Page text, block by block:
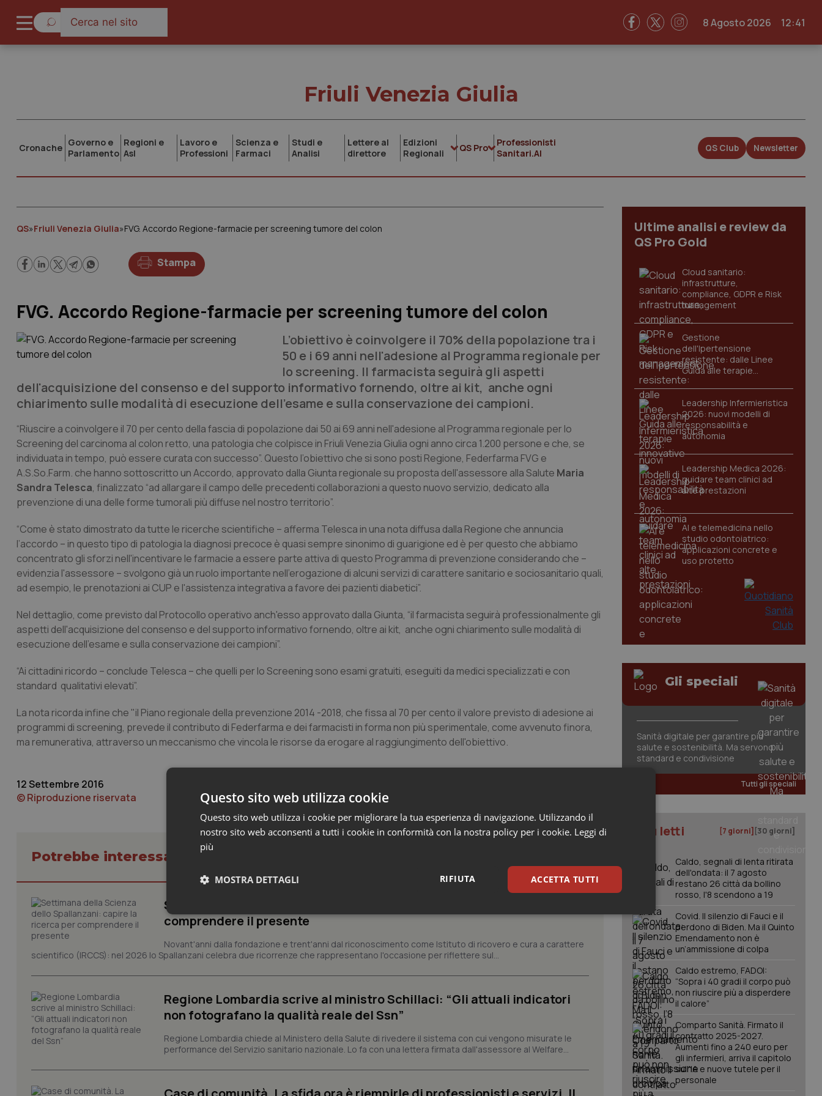
8 Agosto 2026 12:41
Friuli Venezia Giulia
Cronache Governo e
Parlamento
Regioni e
Asl
Lavoro e
Professioni
Scienza e
Farmaci
Studi e
Analisi
Lettere al
direttore
Edizioni
Regionali
QS Pro
Professionisti
Sanitari.AI
QS Club Newsletter
QS»Friuli Venezia Giulia»FVG. Accordo Regione-farmacie per screening tumore del colon
Stampa
FVG. Accordo Regione-farmacie per screening tumore del colon
L’obiettivo è coinvolgere il 70% della popolazione tra i
50 e i 69 anni nell'adesione al Programma regionale per
lo screening. Il farmacista seguirà gli aspetti
dell'acquisizione del consenso e del supporto informativo fornendo, oltre ai kit, anche ogni
chiarimento sulle modalità di esecuzione dell'esame e sulla conservazione dei campioni.
“Riuscire a coinvolgere il 70 per cento della fascia di popolazione dai 50 ai 69 anni nell'adesione al Programma regionale per lo
Screening del carcinoma al colon retto, una patologia che colpisce in Friuli Venezia Giulia ogni anno circa 1.200 persone e che, se
individuata in tempo, può essere curata con successo”. Questo l’obiettivo che si sono posti Regione, Federfarma FVG e
A.S.So.Farm. che hanno sottoscritto un Accordo, approvato dalla Giunta regionale su proposta dell'assessore alla Salute Maria
Sandra Telesca, finalizzato “ad allargare il campo delle precedenti collaborazioni a questo nuovo servizio, dedicato alla
prevenzione di una delle forme tumorali più diffuse nel nostro territorio”.
“Come è stato dimostrato da tutte le ricerche scientifiche – afferma Telesca in una nota diffusa dalla Regione che annuncia
l’accordo – in questo tipo di patologia la diagnosi precoce è quasi sempre sinonimo di guarigione ed è per questo che abbiamo
concentrato gli sforzi nell'incentivare le farmacie a essere parte attiva di questo Programma di prevenzione considerando che –
evidenzia l'assessore – svolgono già un ruolo importante nell'erogazione di alcuni servizi di carattere sanitario e sociosanitario quali,
ad esempio, le prenotazioni ai CUP e l'assistenza integrativa a favore dei pazienti diabetici”.
Nel dettaglio, come previsto dal Protocollo operativo anch'esso approvato dalla Giunta, “il farmacista seguirà professionalmente gli
aspetti dell'acquisizione del consenso e del supporto informativo fornendo, oltre ai kit, anche ogni chiarimento sulle modalità di
esecuzione dell'esame e sulla conservazione dei campioni”.
“Ai cittadini ricordo – conclude Telesca – che quelli per lo Screening sono esami gratuiti, eseguiti da medici specializzati e con
standard qualitativi elevati”.
La nota ricorda infine che "il Piano regionale della prevenzione 2014 -2018, che fissa al 70 per cento il valore previsto di adesione ai
programmi di screening, prevede il contributo di Federfarma e dei farmacisti in forma non più sperimentale, come avvenuto finora,
ma remunerativa, attraverso un meccanismo che vincola le risorse da erogare al raggiungimento dell'obiettivo.
12 Settembre 2016
© Riproduzione riservata
Potrebbe interessarti in Friuli Venezia Giulia
Settimana della Scienza dello Spallanzani: capire la ricerca per
comprendere il presente
Novant'anni dalla fondazione e trent'anni dal riconoscimento come Istituto di ricovero e cura a carattere
scientifico (IRCCS): nel 2026 lo Spallanzani celebra due ricorrenze che rappresentano l'occasione per riflettere sul...
Regione Lombardia scrive al ministro Schillaci: “Gli attuali indicatori
non fotografano la qualità reale del Ssn”
Regione Lombardia chiede al Ministero della Salute di rivedere il sistema con cui vengono misurate le
performance del Servizio sanitario nazionale. Lo fa con una lettera firmata dall'assessore al Welfare...
Ultime analisi e review da
QS Pro Gold
Cloud sanitario:
infrastrutture,
compliance, GDPR e Risk
management
Gestione
dell'Ipertensione
resistente: dalle Linee
Guida alle terapie
innovative
Leadership Infermieristica
2026: nuovi modelli di
responsabilità e
autonomia
Leadership Medica 2026:
guidare team clinici ad
alte prestazioni
AI e telemedicina nello
studio odontoiatrico:
applicazioni concrete e
uso protetto
Gli speciali
Sanità digitale per garantire più
salute e sostenibilità. Ma servono
standard e condivisione
Tutti gli speciali
I più letti [7 giorni] [30 giorni]
Caldo, segnali di lenta ritirata
dell'ondata: il 7 agosto
restano 26 città da bollino
rosso, l'8 scendono a 19
Covid. Il silenzio di Fauci e il
perdono di Biden. Ma il Quinto
Emendamento non è
un’ammissione di colpa
Caldo estremo, FADOI:
“Sopra i 40 gradi il corpo può
non riuscire più a disperdere
il calore”
Comparto Sanità. Firmato il
contratto 2025-2027.
Aumenti fino a 240 euro per
gli infermieri, arriva il capitolo
sull'IA e nuove tutele per il
personale
Questo sito web utilizza cookie
Questo sito web utilizza i cookie per migliorare la tua esperienza di navigazione. Utilizzando il
nostro sito web acconsenti a tutti i cookie in conformità con la nostra policy per i cookie. Leggi di
più
ACCETTA TUTTI
RIFIUTA
MOSTRA DETTAGLI
Necessari Statistici Marketing
Necessari Statistici Marketing
I cookie necessari contribuiscono a rendere fruibile il sito web abilitandone funzionalità di base quali la navigazione sulle pagine
e l'accesso alle aree protette del sito. Il sito web non è in grado di funzionare correttamente senza questi cookie.
Nome
Fornitore /Dominio Scadenza
Descrizione
VISITOR_PRIVACY_METADATA
YouTube
5 mesi 4
Questo cookie viene utilizzato per memorizzare le
interazione con il sito. Registra i dati sul consenso